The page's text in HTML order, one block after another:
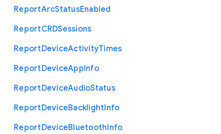
ReportArcStatusEnabled
ReportCRDSessions
ReportDeviceActivityTimes
ReportDeviceAppInfo
ReportDeviceAudioStatus
ReportDeviceBacklightInfo
ReportDeviceBluetoothInfo